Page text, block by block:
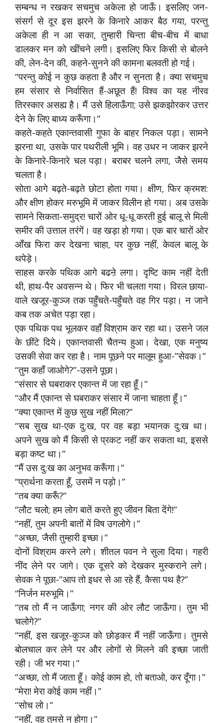
सम्बन्ध न रखकर सचमुच अकेला हो जाऊँ। इसलिए जन-
संसर्ग से दूर इस झरने के किनारे आकर बैठ गया, परन्तु
अकेला ही न आ सका, तुम्हारी चिन्ता बीच-बीच में बाधा
डालकर मन को खींचने लगी। इसलिए फिर किसी से बोलने
की, लेन-देन की, कहने-सुनने की कामना बलवती हो गई।
“परन्तु कोई न कुछ कहता है और न सुनता है। क्या सचमुच
हम संसार से निर्वासित हैं-अछूत हैं! विश्व का यह नीरव
तिरस्कार असह्य है। मैं उसे हिलाऊँगा; उसे झकझोरकर उत्तर
देने के लिए बाध्य करूँगा।”
कहते-कहते एकान्तवासी गुफा के बाहर निकल पड़ा। सामने
झरना था, उसके पार पथरीली भूमि। वह उधर न जाकर झरने
के किनारे-किनारे चल पड़ा। बराबर चलने लगा, जैसे समय
चलता है।
सोता आगे बढ़ते-बढ़ते छोटा होता गया। क्षीण, फिर क्रमश:
और क्षीण होकर मरुभूमि में जाकर विलीन हो गया। अब उसके
सामने सिकता-समुद्र! चारों ओर धू-धू करती हुई बालू से मिली
समीर की उत्ताल तरंगें। वह खड़ा हो गया। एक बार चारों ओर
आँख फिरा कर देखना चाहा, पर कुछ नहीं, केवल बालू के
थपेड़े।
साहस करके पथिक आगे बढऩे लगा। दृष्टि काम नहीं देती
थी, हाथ-पैर अवसन्न थे। फिर भी चलता गया। विरल छाया-
वाले खजूर-कुञ्ज तक पहुँचते-पहुँचते वह गिर पड़ा। न जाने
कब तक अचेत पड़ा रहा।
एक पथिक पथ भूलकर वहाँ विश्राम कर रहा था। उसने जल
के छींटे दिये। एकान्तवासी चैतन्य हुआ। देखा, एक मनुष्य
उसकी सेवा कर रहा है। नाम पूछने पर मालूम हुआ-”सेवक।”
“तुम कहाँ जाओगे?”-उसने पूछा।
“संसार से घबराकर एकान्त में जा रहा हूँ।”
“और मैं एकान्त से घबराकर संसार में जाना चाहता हूँ।”
“क्या एकान्त में कुछ सुख नहीं मिला?”
“सब सुख था-एक दु:ख, पर वह बड़ा भयानक दु:ख था।
अपने सुख को मैं किसी से प्रकट नहीं कर सकता था, इससे
बड़ा कष्ट था।”
“मैं उस दु:ख का अनुभव करूँगा।”
“प्रार्थना करता हूँ, उसमें न पड़ो।”
“तब क्या करूँ?”
“लौट चलो; हम लोग बातें करते हुए जीवन बिता देंगे!”
“नहीं, तुम अपनी बातों में विष उगलोगे।”
“अच्छा, जैसी तुम्हारी इच्छा।”
दोनों विश्राम करने लगे। शीतल पवन ने सुला दिया। गहरी
नींद लेने पर जागे। एक दूसरे को देखकर मुस्कराने लगे।
सेवक ने पूछा-”आप तो इधर से आ रहे हैं, कैसा पथ है?”
“निर्जन मरुभूमि।”
“तब तो मैं न जाऊँगा; नगर की ओर लौट जाऊँगा। तुम भी
चलोगे?”
“नहीं, इस खजूर-कुञ्ज को छोड़कर मैं नहीं जाऊँगा। तुमसे
बोलचाल कर लेने पर और लोगों से मिलने की इच्छा जाती
रही। जी भर गया।”
“अच्छा, तो मैं जाता हूँ। कोई काम हो, तो बताओ, कर दूँगा।”
“मेरा! मेरा कोई काम नहीं।”
“सोच लो।”
“नहीं, वह तुमसे न होगा।”